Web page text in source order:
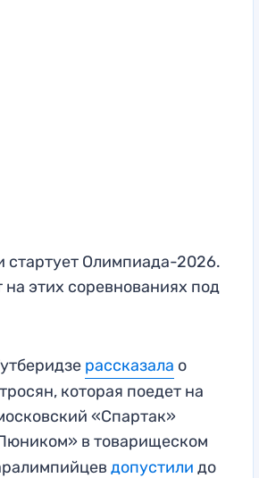
стартует Олимпиада-2026.
этих соревнованиях под
рассказала о
которая поедет на
«Спартак»
в товарищеском
допустили до